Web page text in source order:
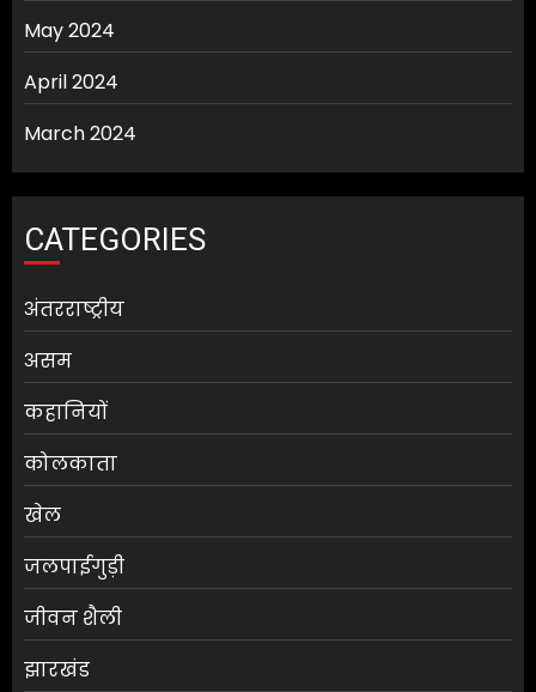
May 2024
April 2024
March 2024
CATEGORIES
अंतरराष्ट्रीय
असम
कहानियों
कोलकाता
खेल
जलपाईगुड़ी
जीवन शैली
झारखंड